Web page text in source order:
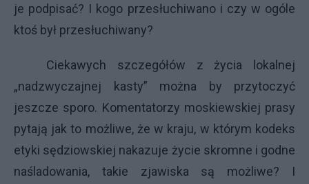
je podpisać? I kogo przesłuchiwano i czy w ogóle
ktoś był przesłuchiwany?
Ciekawych szczegółów z życia lokalnej
„nadzwyczajnej kasty” można by przytoczyć
jeszcze sporo. Komentatorzy moskiewskiej prasy
pytają jak to możliwe, że w kraju, w którym kodeks
etyki sędziowskiej nakazuje życie skromne i godne
naśladowania, takie zjawiska są możliwe? I